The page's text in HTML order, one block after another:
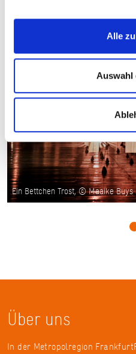
Alle
Auswahl
Ein Bettchen Trost, © Maaike Buys
Über uns
In der Metropolregion